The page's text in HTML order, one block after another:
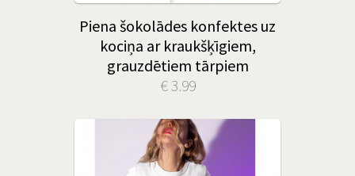
Piena šokolādes konfektes uz
kociņa ar kraukšķīgiem,
grauzdētiem tārpiem
€ 3.99